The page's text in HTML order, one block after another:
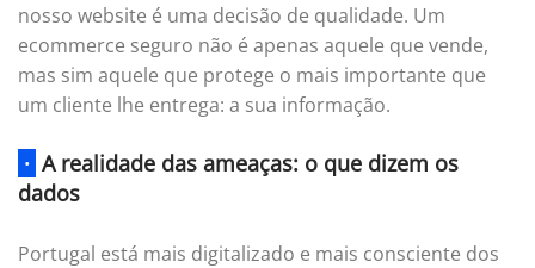
nosso website é uma decisão de qualidade. Um
ecommerce seguro não é apenas aquele que vende,
mas sim aquele que protege o mais importante que
um cliente lhe entrega: a sua informação.
· A realidade das ameaças: o que dizem os
dados
Portugal está mais digitalizado e mais consciente dos